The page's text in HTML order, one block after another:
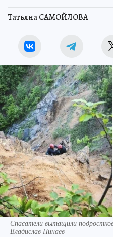
Татьяна САМОЙЛОВА
Спасатели вытащили
Владислав Пинаев